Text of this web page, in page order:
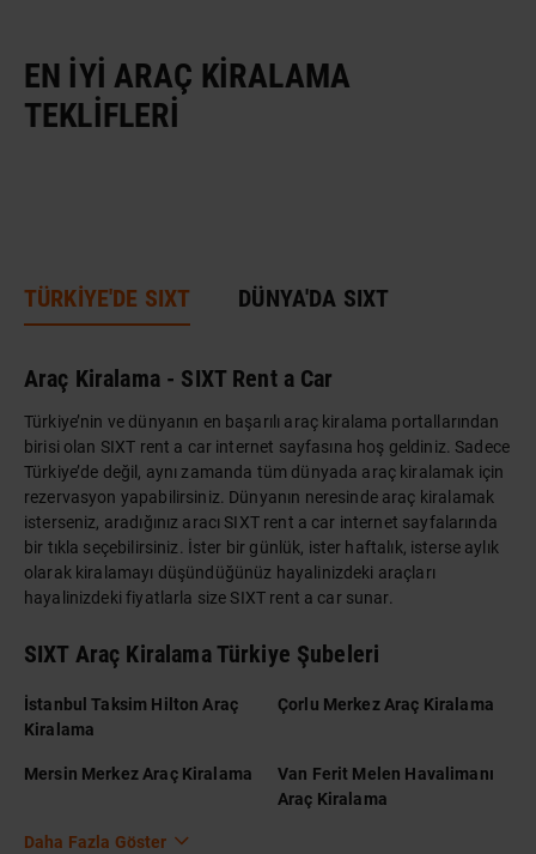
EN İYI ARAÇ KIRALAMA
TEKLIFLERI
TÜRKİYE'DE SIXT DÜNYA'DA SIXT
Araç Kiralama - SIXT Rent a Car
Türkiye’nin ve dünyanın en başarılı araç kiralama portallarından
birisi olan SIXT rent a car internet sayfasına hoş geldiniz. Sadece
Türkiye’de değil, aynı zamanda tüm dünyada araç kiralamak için
rezervasyon yapabilirsiniz. Dünyanın neresinde araç kiralamak
isterseniz, aradığınız aracı SIXT rent a car internet sayfalarında
bir tıkla seçebilirsiniz. İster bir günlük, ister haftalık, isterse aylık
olarak kiralamayı düşündüğünüz hayalinizdeki araçları
hayalinizdeki fiyatlarla size SIXT rent a car sunar.
SIXT Araç Kiralama Türkiye Şubeleri
İstanbul Taksim Hilton Araç
Kiralama
Çorlu Merkez Araç Kiralama
Mersin Merkez Araç Kiralama
Van Ferit Melen Havalimanı
Araç Kiralama
Daha Fazla Göster